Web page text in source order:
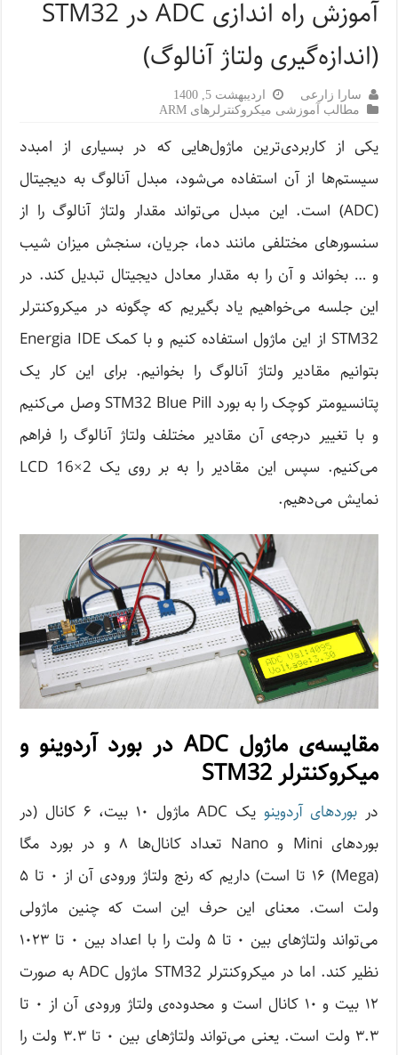
آموزش راه اندازی ADC در STM32
(اندازه‌گیری ولتاژ آنالوگ)
سارا زارعی
اردیبهشت 5, 1400
مطالب آموزشی میکروکنترلرهای ARM
یکی از کاربردی‌ترین‌ ماژول‌هایی که در بسیاری از امبدد
سیستم‌ها از آن استفاده می‌شود، مبدل آنالوگ به دیجیتال
(ADC) است. این مبدل می‌تواند مقدار ولتاژ آنالوگ را از
سنسورهای مختلفی مانند دما، جریان، سنجش میزان شیب
و … بخواند و آن را به مقدار معادل دیجیتال تبدیل کند. در
این جلسه می‌خواهیم یاد بگیریم که چگونه در میکروکنترلر
STM32 از این ماژول استفاده کنیم و با کمک Energia IDE
بتوانیم مقادیر ولتاژ آنالوگ را بخوانیم. برای این کار یک
پتانسیومتر کوچک را به بورد STM32 Blue Pill وصل می‌کنیم
و با تغییر درجه‌ی آن مقادیر مختلف ولتاژ آنالوگ را فراهم
می‌کنیم. سپس این مقادیر را به بر روی یک LCD 16×2
نمایش می‌دهیم.
مقایسه‌ی ماژول ADC در بورد آردوینو و
میکروکنترلر STM32
در بوردهای آردوینو
یک ADC ماژول ۱۰ بیت، ۶ کانال (در
بوردهای Mini و Nano تعداد کانال‌ها ۸ و در بورد مگا
(Mega) ۱۶ تا است) داریم که رنج ولتاژ ورودی آن از ۰ تا ۵
ولت است. معنای این حرف این است که چنین ماژولی
می‌تواند ولتاژ‌های بین ۰ تا ۵ ولت را با اعداد بین ۰ تا ۱۰۲۳
نظیر کند. اما در میکروکنترلر STM32 ماژول ADC به صورت
۱۲ بیت و ۱۰ کانال است و محدوده‌ی ولتاژ ورودی آن از ۰ تا
۳.۳ ولت است. یعنی می‌تواند ولتاژهای بین ۰ تا ۳.۳ ولت را